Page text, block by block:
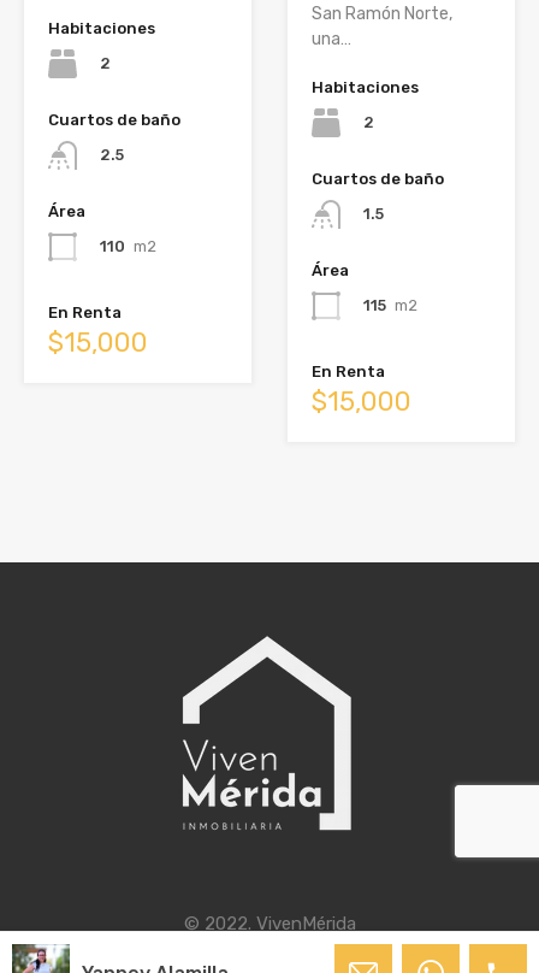
Habitaciones
2
Cuartos de baño
2.5
Área
110 m2
En Renta
$15,000
San Ramón Norte,
una…
Habitaciones
2
Cuartos de baño
1.5
Área
115 m2
En Renta
$15,000
© 2022. VivenMérida